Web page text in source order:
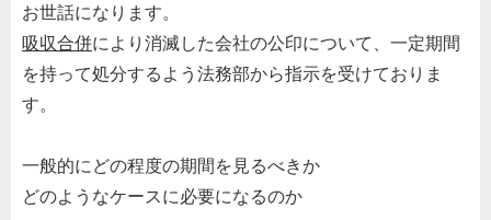
お世話になります。
吸収合併により消滅した会社の公印について、一定期間
を持って処分するよう法務部から指示を受けておりま
す。
一般的にどの程度の期間を見るべきか
どのようなケースに必要になるのか